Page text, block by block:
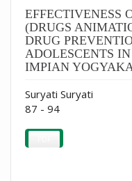
EFFECTIVENESS
(DRUGS
DRUG
ADOLESCENTS
IMPIAN
Suryati Suryati
87 - 94